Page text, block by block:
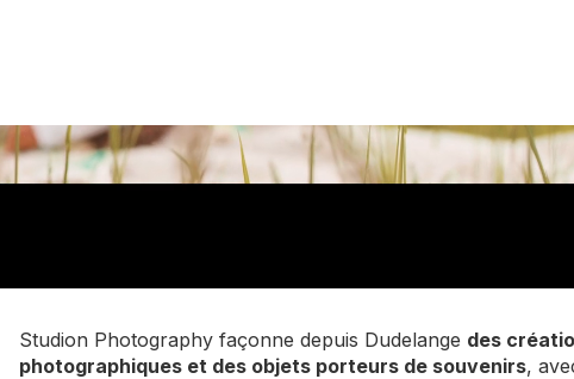
Studion Photography façonne depuis Dudelange des
photographiques et des objets porteurs de souvenirs,